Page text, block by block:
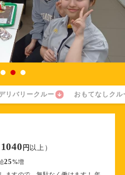
リバリークルー おもてなしクル
1040 円 以上）
25%増